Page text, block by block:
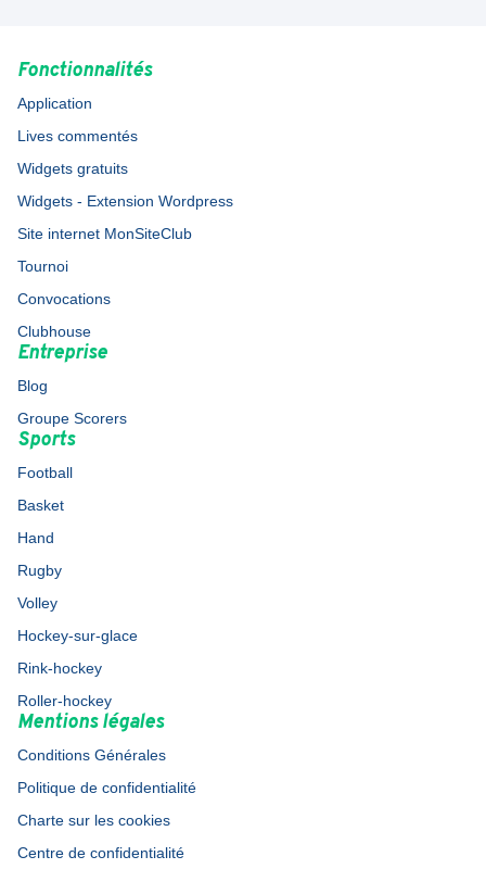
Fonctionnalités
Application
Lives commentés
Widgets gratuits
Widgets - Extension Wordpress
Site internet MonSiteClub
Tournoi
Convocations
Clubhouse
Entreprise
Blog
Groupe Scorers
Sports
Football
Basket
Hand
Rugby
Volley
Hockey-sur-glace
Rink-hockey
Roller-hockey
Mentions légales
Conditions Générales
Politique de confidentialité
Charte sur les cookies
Centre de confidentialité